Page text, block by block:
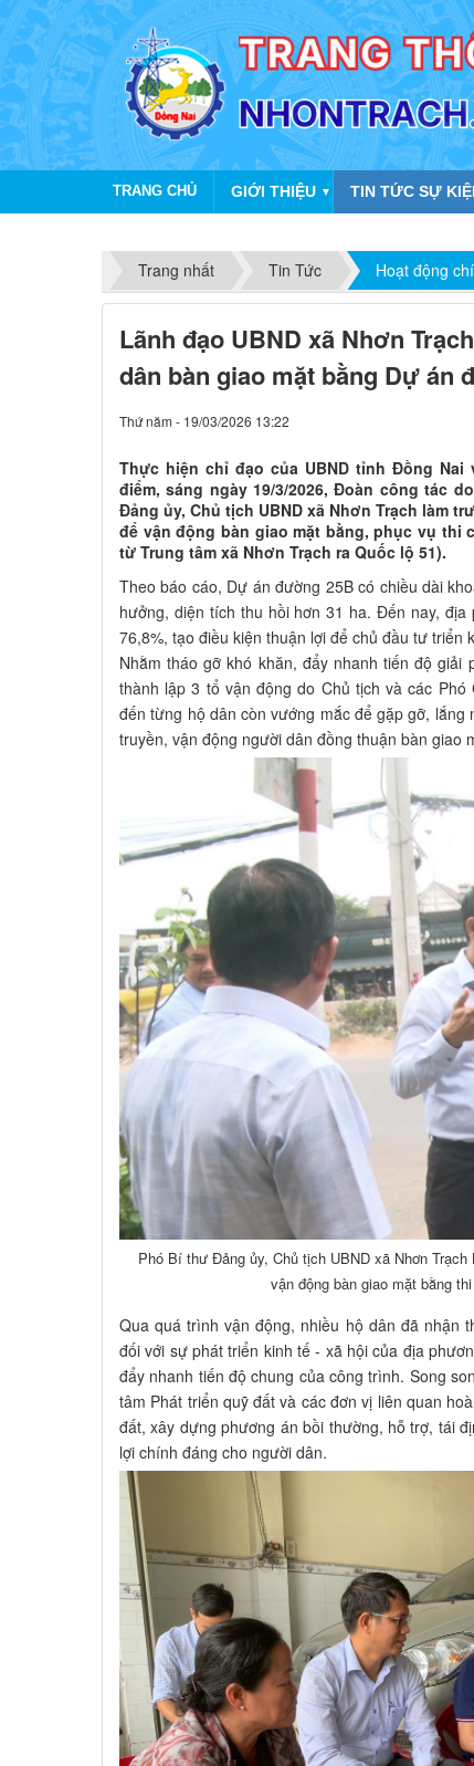
TRANG CHỦ GIỚI THIỆU ▼ TIN TỨC SỰ
Trang nhất Tin Tức Hoạt động
Lãnh đạo UBND xã Nhơn
dân bàn giao mặt bằng Dự án
Thứ năm - 19/03/2026 13:22
Thực hiện chỉ đạo của UBND tỉnh Đồng
điểm, sáng ngày 19/3/2026, Đoàn công tác
Đảng ủy, Chủ tịch UBND xã Nhơn Trạch làm
để vận động bàn giao mặt bằng, phục vụ thi
từ Trung tâm xã Nhơn Trạch ra Quốc lộ 51).
Theo báo cáo, Dự án đường 25B có chiều dài
hưởng, diện tích thu hồi hơn 31 ha. Đến nay,
76,8%, tạo điều kiện thuận lợi để chủ đầu tư triển
Nhằm tháo gỡ khó khăn, đẩy nhanh tiến độ giải
thành lập 3 tổ vận động do Chủ tịch và các
đến từng hộ dân còn vướng mắc để gặp gỡ,
truyền, vận động người dân đồng thuận bàn giao
Phó Bí thư Đảng ủy, Chủ tịch UBND xã Nhơn
vận động bàn giao mặt bằng
Qua quá trình vận động, nhiều hộ dân đã nhận
đối với sự phát triển kinh tế - xã hội của địa
đẩy nhanh tiến độ chung của công trình. Song
tâm Phát triển quỹ đất và các đơn vị liên quan
đất, xây dựng phương án bồi thường, hỗ trợ, tái
lợi chính đáng cho người dân.